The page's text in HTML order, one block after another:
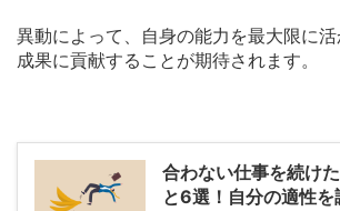
異動によって、自身の能力を最大限に
成果に貢献することが期待されます。
合わない仕事を続け
と6選！自分の適性